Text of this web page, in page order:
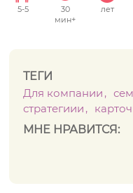
5-5
30
мин+
лет
ТЕГИ
Для компании
стратегиии
МНЕ НРАВИТСЯ: